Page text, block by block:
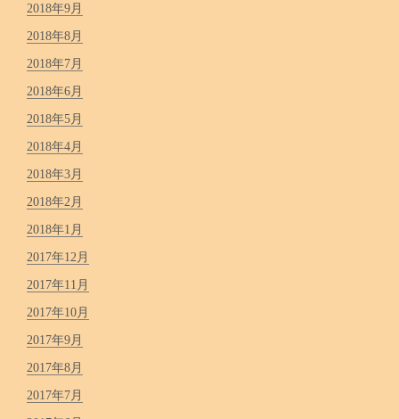
2018年9月
2018年8月
2018年7月
2018年6月
2018年5月
2018年4月
2018年3月
2018年2月
2018年1月
2017年12月
2017年11月
2017年10月
2017年9月
2017年8月
2017年7月